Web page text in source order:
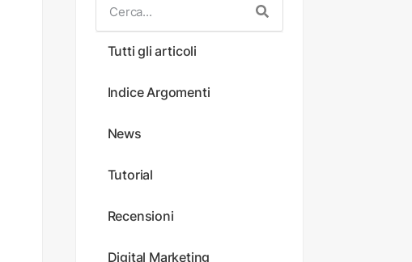
Tutti gli articoli
Indice Argomenti
News
Tutorial
Recensioni
Digital Marketing